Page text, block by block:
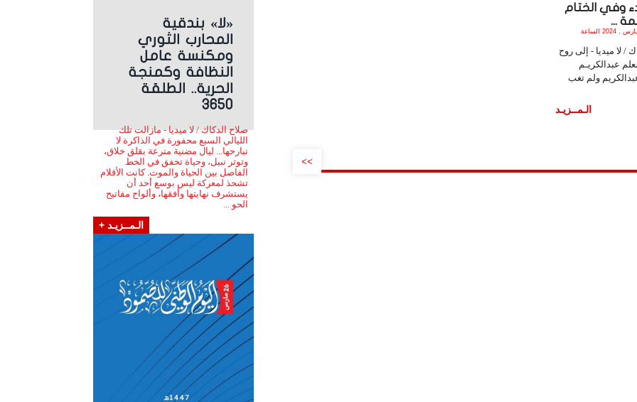
«لا» بندقية
المحارب الثوري
ومكنسة عامل
النظافة وكمنجة
الحرية.. الطلقة
3650
صلاح الدكاك / لا ميديا - مازالت تلك
الليالي السبع محفورة في الذاكرة لا
تبارحها... ليال مضنية مترعة بقلق خلاق،
وتوتر نبيل، وحياة تخفق في الخط
الفاصل بين الحياة والموت. كانت الأقلام
تشحذ لمعركة ليس بوسع أحد أن
يستشرف نهايتها وأفقها، وألواح مفاتيح
الحو ...
الـمــزيـد +
وفي الختام
...
الأربعاء , 20 مـارس , 2024 الساعة
/ لا ميديا - إلى روح
عبدالكريـم
ولم تغب
الـمــزيـد
>>